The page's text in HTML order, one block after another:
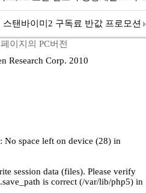
탠바이미2 구독료 반값 프로모션
이지의 PC버전
Research Corp. 2010
space left on device (28) in
session data (files). Please verify
is correct (/var/lib/php5) in